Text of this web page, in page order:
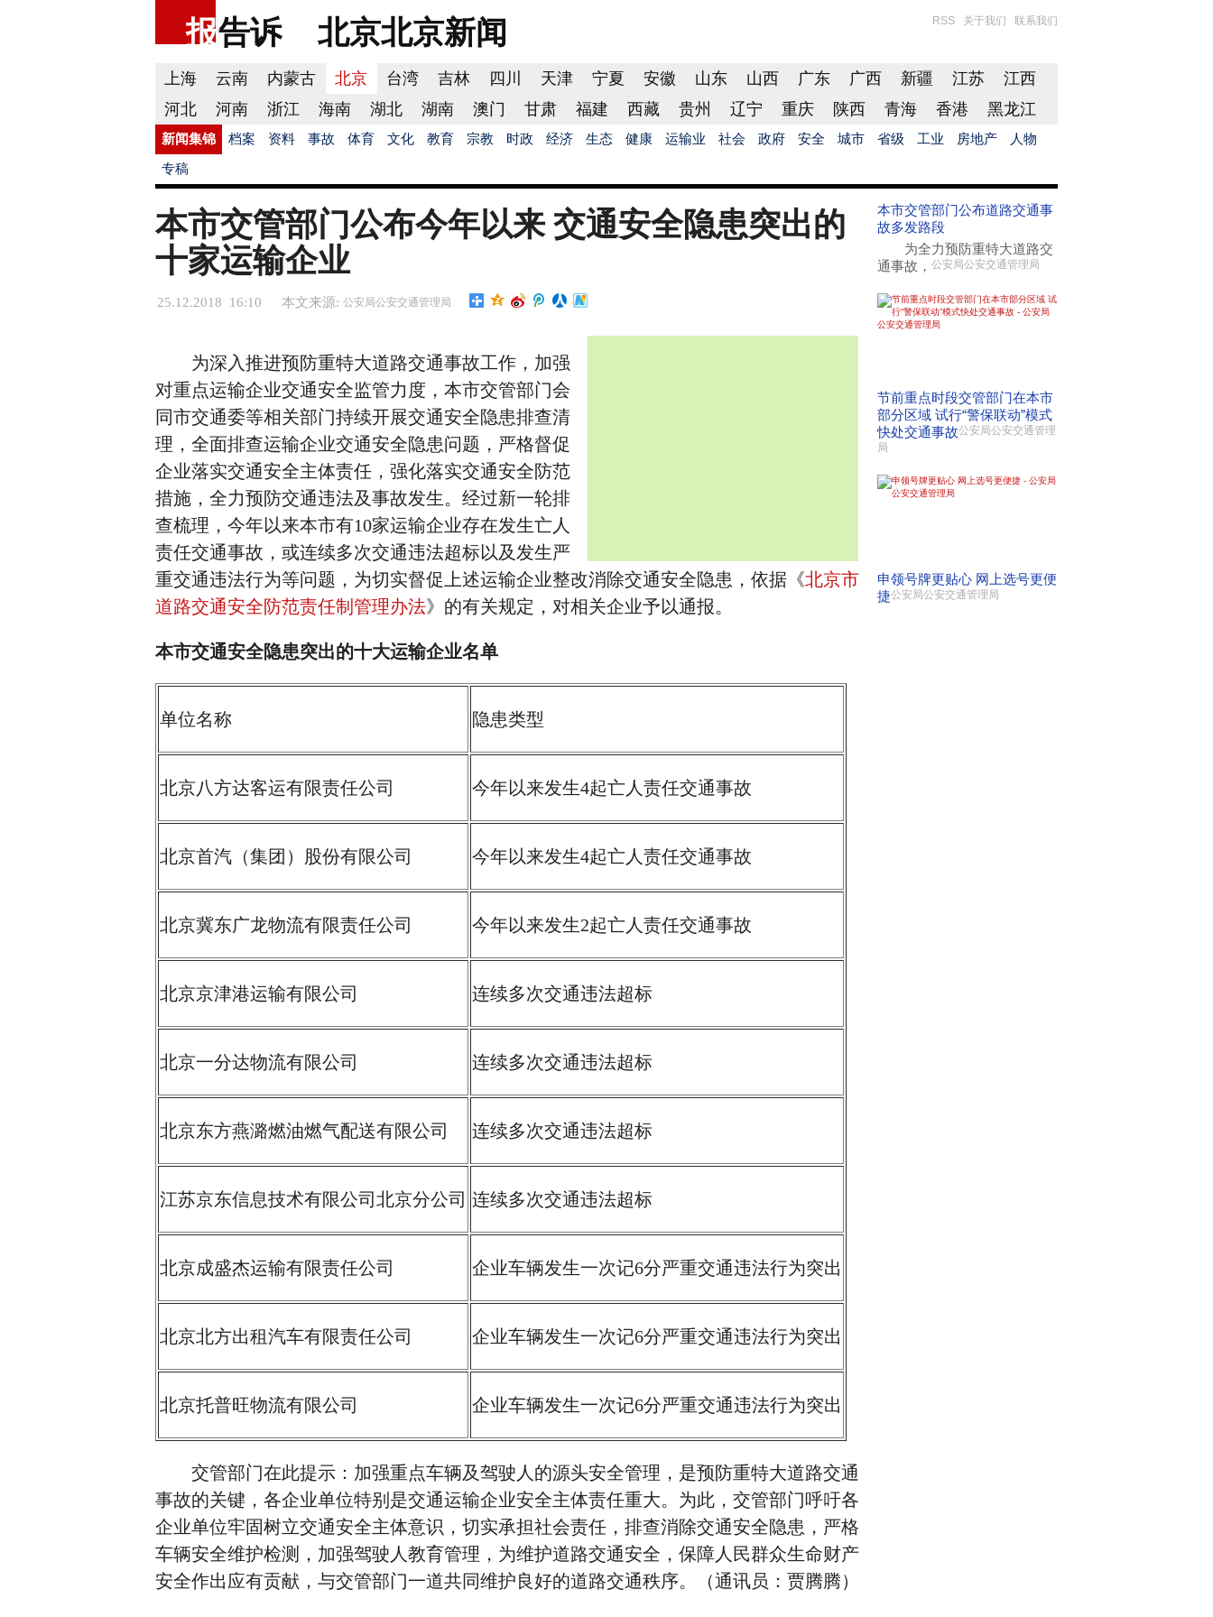
报告诉 北京北京新闻 RSS 关于我们 联系我们
上海 云南 内蒙古 北京 台湾 吉林 四川 天津 宁夏 安徽 山东 山西 广东 广西 新疆 江苏
江西
河北
河南 浙江 海南 湖北 湖南 澳门 甘肃 福建 西藏 贵州 辽宁 重庆 陕西 青海 香港 黑龙江
新闻集锦 档案 资料 事故 体育 文化 教育 宗教 时政 经济 生态 健康 运输业 社会 政府 安全 城市 省级 工业 房地产 人物
专稿
本市交管部门公布今年以来 交通安全隐患突出的
十家运输企业
25.12.2018 16:10 本文来源: 公安局公安交通管理局
为深入推进预防重特大道路交通事故工作，加强
对重点运输企业交通安全监管力度，本市交管部门会
同市交通委等相关部门持续开展交通安全隐患排查清
理，全面排查运输企业交通安全隐患问题，严格督促
企业落实交通安全主体责任，强化落实交通安全防范
措施，全力预防交通违法及事故发生。经过新一轮排
查梳理，今年以来本市有10家运输企业存在发生亡人
责任交通事故，或连续多次交通违法超标以及发生严
重交通违法行为等问题，为切实督促上述运输企业整改消除交通安全隐患，依据《北京市
道路交通安全防范责任制管理办法》的有关规定，对相关企业予以通报。
本市交通安全隐患突出的十大运输企业名单
单位名称 隐患类型
北京八方达客运有限责任公司 今年以来发生4起亡人责任交通事故
北京首汽（集团）股份有限公司 今年以来发生4起亡人责任交通事故
北京冀东广龙物流有限责任公司 今年以来发生2起亡人责任交通事故
北京京津港运输有限公司 连续多次交通违法超标
北京一分达物流有限公司 连续多次交通违法超标
北京东方燕潞燃油燃气配送有限公司 连续多次交通违法超标
江苏京东信息技术有限公司北京分公司 连续多次交通违法超标
北京成盛杰运输有限责任公司 企业车辆发生一次记6分严重交通违法行为突出
北京北方出租汽车有限责任公司 企业车辆发生一次记6分严重交通违法行为突出
北京托普旺物流有限公司 企业车辆发生一次记6分严重交通违法行为突出
交管部门在此提示：加强重点车辆及驾驶人的源头安全管理，是预防重特大道路交通
事故的关键，各企业单位特别是交通运输企业安全主体责任重大。为此，交管部门呼吁各
企业单位牢固树立交通安全主体意识，切实承担社会责任，排查消除交通安全隐患，严格
车辆安全维护检测，加强驾驶人教育管理，为维护道路交通安全，保障人民群众生命财产
安全作出应有贡献，与交管部门一道共同维护良好的道路交通秩序。（通讯员：贾腾腾）
本市交管部门公布道路交通事
故多发路段
为全力预防重特大道路交
通事故， 公安局公安交通管理局
节前重点时段交管部门在本市
部分区域 试行“警保联动”模式
快处交通事故公安局公安交通管理
局
申领号牌更贴心 网上选号更便
捷公安局公安交通管理局